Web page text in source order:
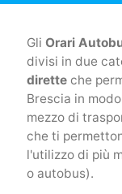
Gli Orari
divisi in due
diretteche
Brescia in
mezzo di
che ti
l'utilizzo di più
o autobus).